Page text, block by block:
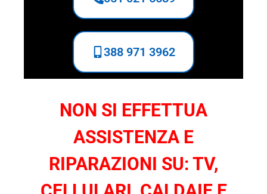
388 971 3962
NON SI EFFETTUA
ASSISTENZA E
RIPARAZIONI SU: TV,